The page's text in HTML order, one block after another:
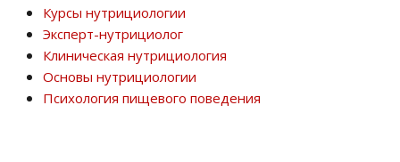
Курсы нутрициологии
Эксперт-нутрициолог
Клиническая нутрициология
Основы нутрициологии
Психология пищевого поведения